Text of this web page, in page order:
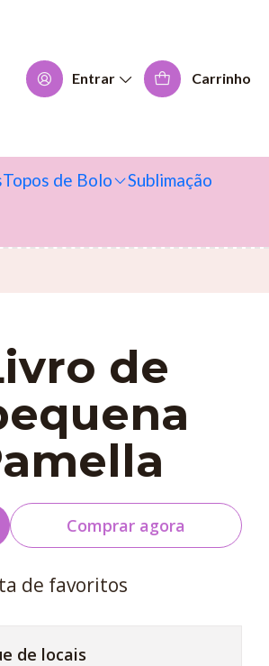
Entrar Carrinho
Topos de Bolo Sublimação
de
Comprar agora
de favoritos
de locais